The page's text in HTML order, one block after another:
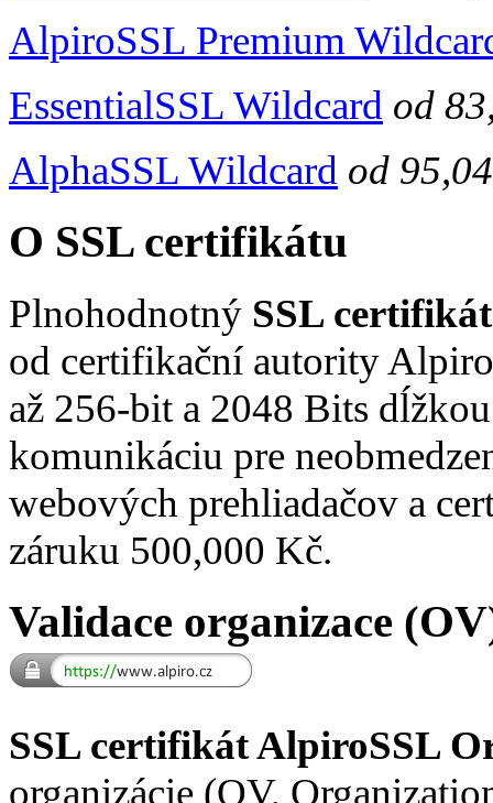
AlpiroSSL Premium
EssentialSSL Wildcard od
AlphaSSL Wildcard od
O SSL certifikátu
Plnohodnotný SSL
od certifikační autority
až 256-bit a 2048 Bits
komunikáciu pre
webových prehliadačov a
záruku 500,000 Kč.
Validace organizace
SSL certifikát AlpiroSSL
organizácie (OV,